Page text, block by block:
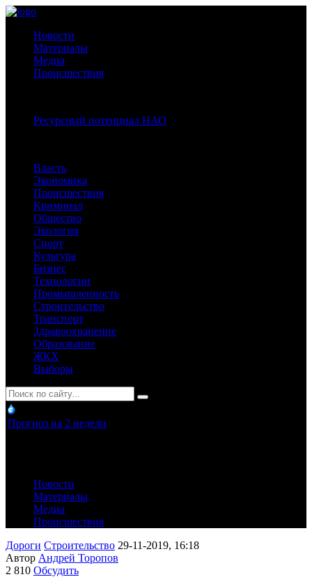
Новости
Материалы
Медиа
Происшествия
Ресурсный потенциал НАО
Власть
Экономика
Происшествия
Криминал
Общество
Экология
Спорт
Культура
Бизнес
Технологии
Промышленность
Строительство
Транспорт
Здравоохранение
Образование
ЖКХ
Выборы
Прогноз на 2 недели
Новости
Материалы
Медиа
Происшествия
Дороги Строительство 29-11-2019, 16:18
Автор Андрей Торопов
2 810 Обсудить